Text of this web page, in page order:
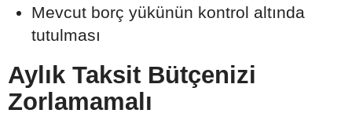
Mevcut borç yükünün kontrol altında
tutulması
Aylık Taksit Bütçenizi
Zorlamamalı